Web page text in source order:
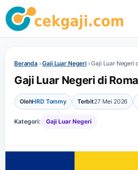
Beranda›Gaji Luar Negeri›Gaji Luar Negeri
Gaji Luar Negeri di
OlehHRD Tommy Terbit27 Mei 2026
Kategori: Gaji Luar Negeri